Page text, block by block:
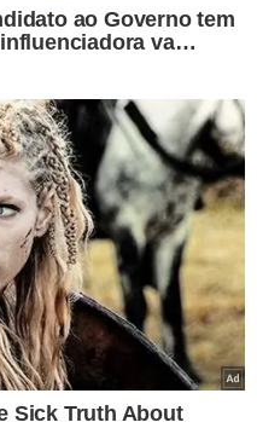
essa seita
era o Jesus
é, segundo
de Nazaré e a
se fosse a
faziam parte
delegado Cícero
da TV